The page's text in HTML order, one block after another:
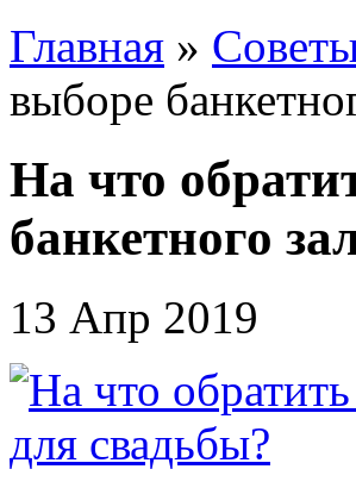
Главная »
выборе
На что
банкетного
13 Апр 2019